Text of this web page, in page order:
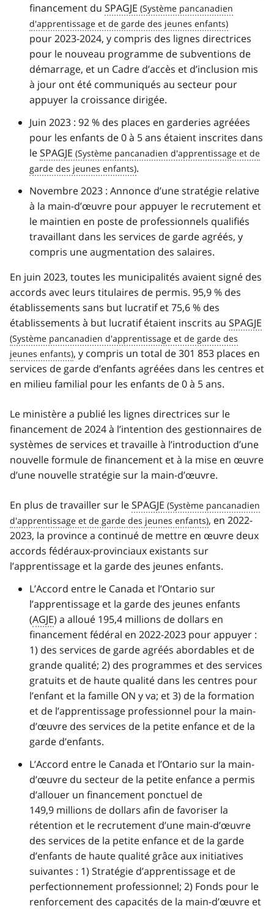
financement du SPAGJE
pour 2023-2024, y compris des lignes directrices
pour le nouveau programme de subventions de
démarrage, et un Cadre d’accès et d’inclusion mis
à jour ont été communiqués au secteur pour
appuyer la croissance dirigée.
Juin 2023 : 92 % des places en garderies agréées
pour les enfants de 0 à 5 ans étaient inscrites dans
leSPAGJE
.
Novembre 2023 : Annonce d’une stratégie relative
à la main-d’œuvre pour appuyer le recrutement et
le maintien en poste de professionnels qualifiés
travaillant dans les services de garde agréés, y
compris une augmentation des salaires.
En juin 2023, toutes les municipalités avaient signé des
accords avec leurs titulaires de permis. 95,9 % des
établissements sans but lucratif et 75,6 % des
établissements à but lucratif étaient inscrits au SPAGJE
, y compris un total de 301 853 places en
services de garde d’enfants agréées dans les centres et
en milieu familial pour les enfants de 0 à 5 ans.
Le ministère a publié les lignes directrices sur le
financement de 2024 à l’intention des gestionnaires de
systèmes de services et travaille à l’introduction d’une
nouvelle formule de financement et à la mise en œuvre
d’une nouvelle stratégie sur la main-d’œuvre.
En plus de travailler sur leSPAGJE
, en 2022-
2023, la province a continué de mettre en œuvre deux
accords fédéraux-provinciaux existants sur
l’apprentissage et la garde des jeunes enfants.
L’Accord entre le Canada et l’Ontario sur
l’apprentissage et la garde des jeunes enfants
(AGJE) a alloué 195,4 millions de dollars en
financement fédéral en 2022-2023 pour appuyer :
1) des services de garde agréés abordables et de
grande qualité; 2) des programmes et des services
gratuits et de haute qualité dans les centres pour
l’enfant et la famille ON y va; et 3) de la formation
et de l’apprentissage professionnel pour la main-
d’œuvre des services de la petite enfance et de la
garde d’enfants.
L’Accord entre le Canada et l’Ontario sur la main-
d’œuvre du secteur de la petite enfance a permis
d’allouer un financement ponctuel de
149,9 millions de dollars afin de favoriser la
rétention et le recrutement d’une main-d’œuvre
des services de la petite enfance et de la garde
d’enfants de haute qualité grâce aux initiatives
suivantes : 1) Stratégie d’apprentissage et de
perfectionnement professionnel; 2) Fonds pour le
renforcement des capacités de la main-d’œuvre et